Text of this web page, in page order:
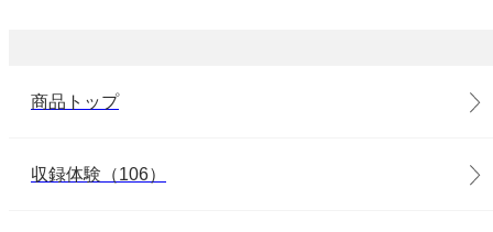
商品トップ
収録体験（106）